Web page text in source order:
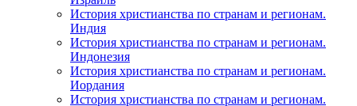
История христианства по странам и регионам.
Индия
История христианства по странам и регионам.
Индонезия
История христианства по странам и регионам.
Иордания
История христианства по странам и регионам.